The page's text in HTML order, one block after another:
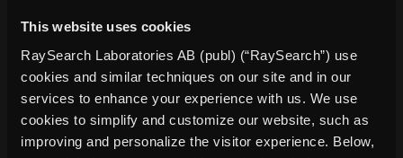
This website uses cookies
RaySearch Laboratories AB (publ) (“RaySearch”) use
cookies and similar techniques on our site and in our
services to enhance your experience with us. We use
cookies to simplify and customize our website, such as
improving and personalize the visitor experience. Below,
nya metoder och adaptiva behandlingsstrategier för andra
cancerformer än de som hittills studerats. Detta utökade
samarbete är av stor betydelse för RaySearchs fortsatta
utveckling av system för adaptiv strålterapi.
Förhandlingarna om det långsiktiga utvecklings- och
licensavtalet med Philips inom adaptiv strålterapi har dragit
ut längre på tiden än vad vi kunnat förutspå. Som vi ser det